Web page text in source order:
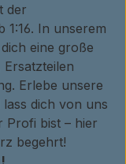
der
1:16. In unserem
eine große
Erlebe unsere
dich von uns
Profi bist – hier
begehrt!